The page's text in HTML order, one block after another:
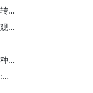
朱汉国：创建新范式——五四时期学术转型的特征及意义
朱汉国：从离婚诉讼案看民国时期婚姻观念的演进
朱汉国：关于民国时期河北省粮食作物种植与农家食粮的考察
吴建征，朱汉国：国家整合与经济重塑:统购统销与乡村社会发展之嬗变(1953—1958)